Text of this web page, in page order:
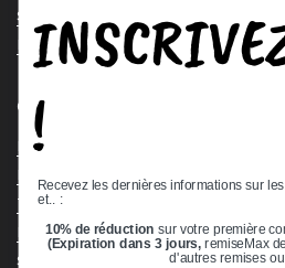
Stock Check
Request a Quote
Quick links
Bearing Knowledge Center
Terms & Conditions
Return & Refund Policy
Shipping Policy
!
Recevez les dernières informations sur
et.. :
10% de réduction sur votre première
(Expiration dans 3 jours,remiseMax
d'autres remises